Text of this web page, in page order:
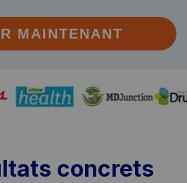
MAINTENANT
concrets